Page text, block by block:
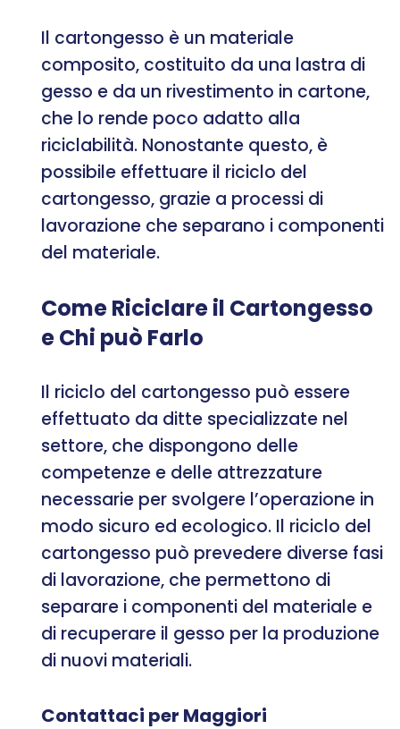
Il cartongesso è un materiale
composito, costituito da una lastra di
gesso e da un rivestimento in cartone,
che lo rende poco adatto alla
riciclabilità. Nonostante questo, è
possibile effettuare il riciclo del
cartongesso, grazie a processi di
lavorazione che separano i componenti
del materiale.
Come Riciclare il Cartongesso
e Chi può Farlo
Il riciclo del cartongesso può essere
effettuato da ditte specializzate nel
settore, che dispongono delle
competenze e delle attrezzature
necessarie per svolgere l’operazione in
modo sicuro ed ecologico. Il riciclo del
cartongesso può prevedere diverse fasi
di lavorazione, che permettono di
separare i componenti del materiale e
di recuperare il gesso per la produzione
di nuovi materiali.
Contattaci per Maggiori